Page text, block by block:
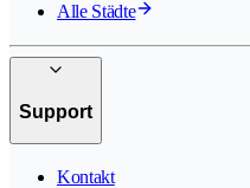
Alle Städte
Support
Kontakt